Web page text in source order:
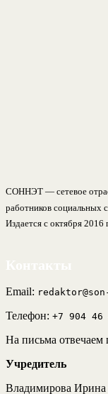
СОННЭТ — сетевое
работников социальных
Издается с октября 2016
Email:
Телефон: +7 904 46
На письма
Учредитель
Владимирова Ирина